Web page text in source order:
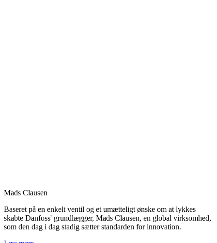
Mads Clausen
Baseret på en enkelt ventil og et umætteligt ønske om at lykkes
skabte Danfoss' grundlægger, Mads Clausen, en global virksomhed,
som den dag i dag stadig sætter standarden for innovation.